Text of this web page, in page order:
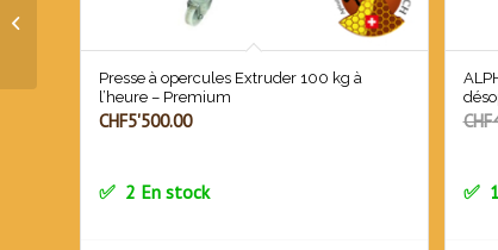
Presse à opercules Extruder 100 kg à
l’heure – Premium
CHF5'500.00
2 En stock
CHF
230V avec alimentation